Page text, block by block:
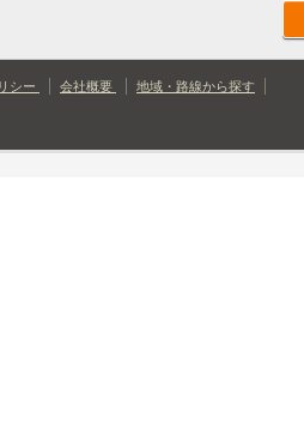
シー 会社概要 地域・路線から探す